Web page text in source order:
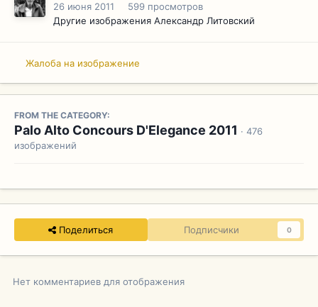
26 июня 2011
599 просмотров
Другие изображения Александр Литовский
Жалоба на изображение
FROM THE CATEGORY:
Palo Alto Concours D'Elegance 2011 · 476
изображений
Поделиться Подписчики 0
Нет комментариев для отображения